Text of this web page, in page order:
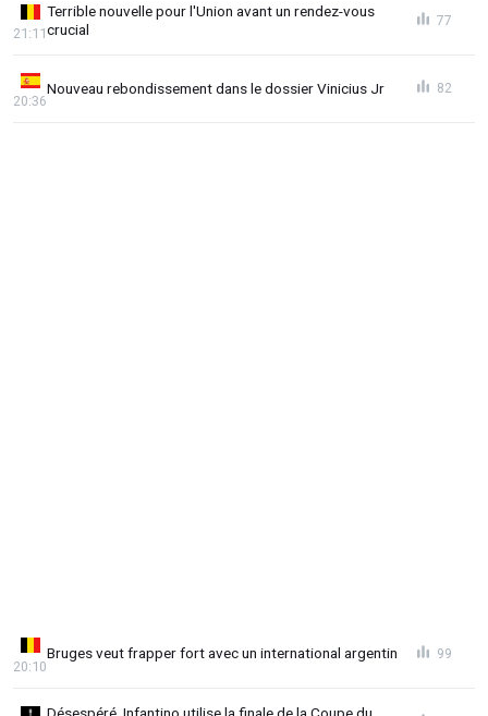
Terrible nouvelle pour l'Union avant un rendez-vous
crucial
21:11
77
Nouveau rebondissement dans le dossier Vinicius Jr
20:36
82
Bruges veut frapper fort avec un international argentin
20:10
99
Désespéré, Infantino utilise la finale de la Coupe du